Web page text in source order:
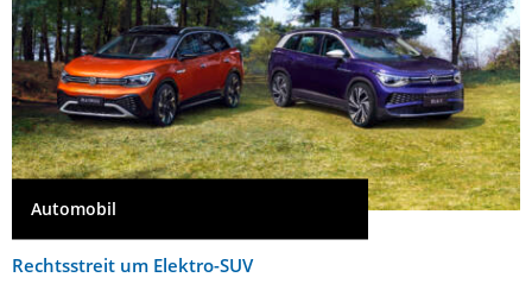
Automobil
Rechtsstreit um Elektro-SUV